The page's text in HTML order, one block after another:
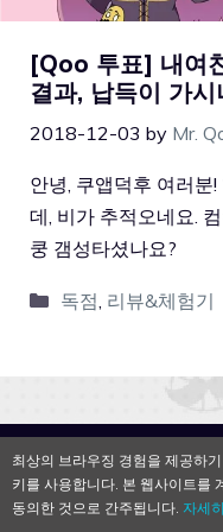
[Qoo 투표] 내여
결과, 납득이 가시
2018-12-03 by Mr.
안녕, 쿠앱덕후 여러분
데, 비가 추적오네요.
쿵 갬성타셨나요?
독점, 리뷰&체험기
최상의 브라우징 경험을 제공하
키를 사용합니다. 본 웹사이트를
동의한 것으로 간주됩니다. 자세